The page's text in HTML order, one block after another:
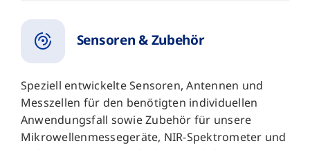
Sensoren & Zubehör
Speziell entwickelte Sensoren, Antennen und
Messzellen für den benötigten individuellen
Anwendungsfall sowie Zubehör für unsere
Mikrowellenmessegeräte, NIR-Spektrometer und